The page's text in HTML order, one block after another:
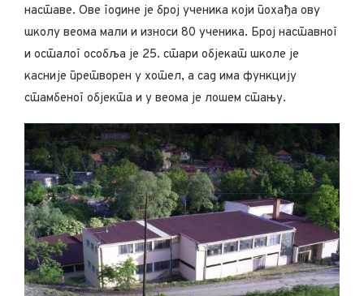
наставе. Ове године је број ученика који похађа ову
школу веома мали и износи 80 ученика. Број наставног
и осталог особља је 25. стари објекат школе је
касније претворен у хотел, а сад има функцију
стамбеног објекта и у веома је лошем стању.